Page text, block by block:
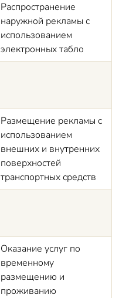
Распространение
наружной рекламы с
использованием
электронных табло
Размещение рекламы с
использованием
внешних и внутренних
поверхностей
транспортных средств
Оказание услуг по
временному
размещению и
проживанию